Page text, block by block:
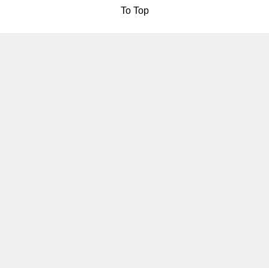
To Top